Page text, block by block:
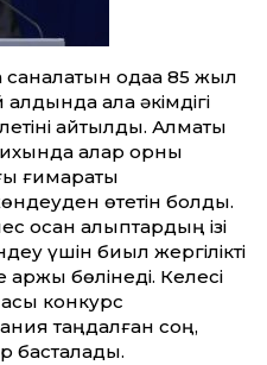
саналатын одаққа 85 жыл
қала әкімдігі
айтылды. Алматы
алар орны
ғимараты
өтетін болды.
алыптардың ізі
үшін биыл жергілікті
бөлінеді. Келесі
конкурс
таңдалған соң,
басталады.